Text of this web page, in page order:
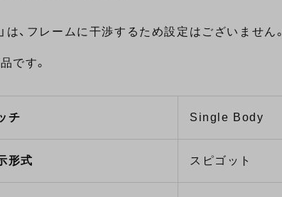
は、フレームに干渉するため設定はございません。
です。
チ Single Body
形式 スピゴット